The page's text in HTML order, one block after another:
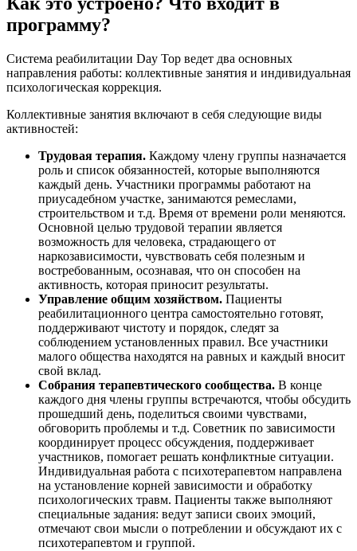
программу?
Система реабилитации Day Top ведет два основных
направления работы: коллективные занятия и индивидуальная
психологическая коррекция.
Коллективные занятия включают в себя следующие виды
активностей:
Трудовая терапия. Каждому члену группы назначается
роль и список обязанностей, которые выполняются
каждый день. Участники программы работают на
приусадебном участке, занимаются ремеслами,
строительством и т.д. Время от времени роли меняются.
Основной целью трудовой терапии является
возможность для человека, страдающего от
наркозависимости, чувствовать себя полезным и
востребованным, осознавая, что он способен на
активность, которая приносит результаты.
Управление общим хозяйством. Пациенты
реабилитационного центра самостоятельно готовят,
поддерживают чистоту и порядок, следят за
соблюдением установленных правил. Все участники
малого общества находятся на равных и каждый вносит
свой вклад.
Собрания терапевтического сообщества. В конце
каждого дня члены группы встречаются, чтобы обсудить
прошедший день, поделиться своими чувствами,
обговорить проблемы и т.д. Советник по зависимости
координирует процесс обсуждения, поддерживает
участников, помогает решать конфликтные ситуации.
Индивидуальная работа с психотерапевтом направлена
на установление корней зависимости и обработку
психологических травм. Пациенты также выполняют
специальные задания: ведут записи своих эмоций,
отмечают свои мысли о потреблении и обсуждают их с
психотерапевтом и группой.